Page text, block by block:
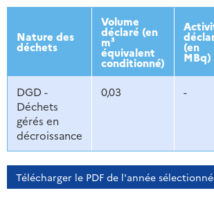
2013 2014
Nature des
déchets
Volume
déclaré (en
m³
équivalent
conditionné)
(en
MBq)
DGD -
Déchets
gérés en
décroissance
0,03 -
Télécharger le PDF de l'année